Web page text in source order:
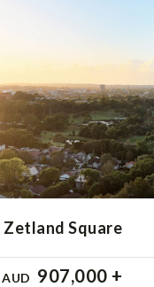
Zetland Square
AUD 907,000 +